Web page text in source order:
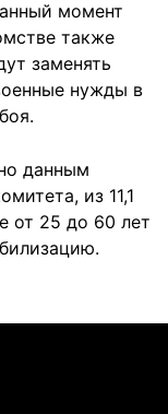
момент
также
заменять
нужды в
данным
из 11,1
от 25 до 60 лет